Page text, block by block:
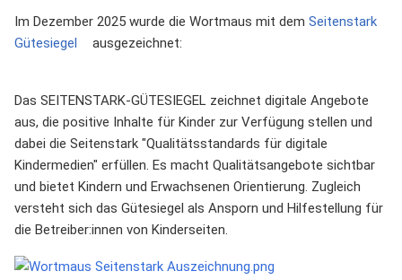
Im Dezember 2025 wurde die Wortmaus mit dem Seitenstark
Gütesiegel
ausgezeichnet:
Das SEITENSTARK-GÜTESIEGEL zeichnet digitale Angebote
aus, die positive Inhalte für Kinder zur Verfügung stellen und
dabei die Seitenstark "Qualitätsstandards für digitale
Kindermedien" erfüllen. Es macht Qualitätsangebote sichtbar
und bietet Kindern und Erwachsenen Orientierung. Zugleich
versteht sich das Gütesiegel als Ansporn und Hilfestellung für
die Betreiber:innen von Kinderseiten.